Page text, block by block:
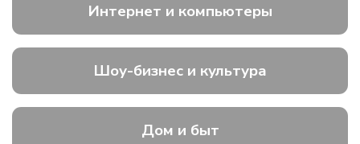
Интернет и компьютеры
Шоу-бизнес и культура
Дом и быт